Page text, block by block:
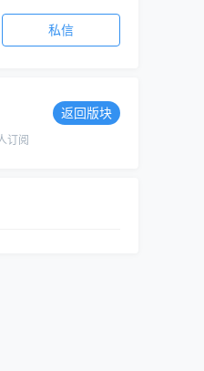
私信
返回版块
订阅